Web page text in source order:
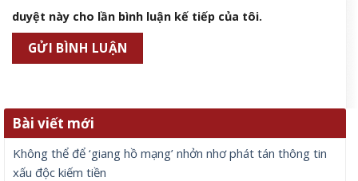
duyệt này cho lần bình luận kế tiếp của tôi.
Bài viết mới
Không thể để ‘giang hồ mạng’ nhởn nhơ phát tán thông tin
xấu độc kiếm tiền